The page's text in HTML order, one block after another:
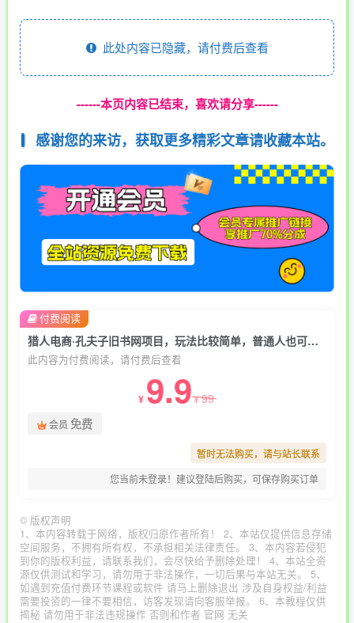
此处内容已隐藏，请付费后查看
------本页内容已结束，喜欢请分享------
感谢您的来访，获取更多精彩文章请收藏本站。
猎人电商·孔夫子旧书网项目，玩法比较简单，普通人也可以做的冷门副业
此内容为付费阅读，请付费后查看
¥ 9.9¥99
会员 免费
暂时无法购买，请与站长联系
您当前未登录！建议登陆后购买，可保存购买订单
付费阅读
© 版权声明
1、本内容转载于网络，版权归原作者所有！ 2、本站仅提供信息存储
空间服务，不拥有所有权，不承担相关法律责任。 3、本内容若侵犯
到你的版权利益，请联系我们，会尽快给予删除处理！ 4、本站全资
源仅供测试和学习，请勿用于非法操作，一切后果与本站无关。 5、
如遇到充值付费环节课程或软件 请马上删除退出 涉及自身权益/利益
需要投资的一律不要相信，访客发现请向客服举报。 6、本教程仅供
揭秘 请勿用于非法违规操作 否则和作者 官网 无关